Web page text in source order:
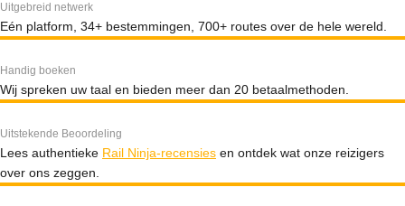
Uitgebreid netwerk
Eén platform, 34+ bestemmingen, 700+ routes over de hele wereld.
Handig boeken
Wij spreken uw taal en bieden meer dan 20 betaalmethoden.
Uitstekende Beoordeling
Lees authentieke Rail Ninja-recensies en ontdek wat onze reizigers
over ons zeggen.